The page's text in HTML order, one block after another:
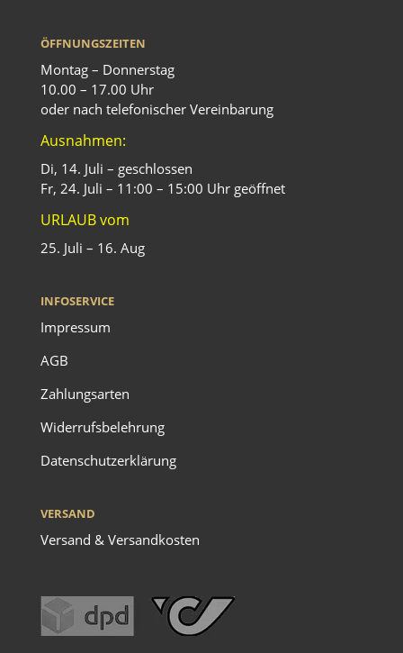
ÖFFNUNGSZEITEN
Montag – Donnerstag
10.00 – 17.00 Uhr
oder nach telefonischer Vereinbarung
Ausnahmen:
Di, 14. Juli – geschlossen
Fr, 24. Juli – 11:00 – 15:00 Uhr geöffnet
URLAUB vom
25. Juli – 16. Aug
INFOSERVICE
Impressum
AGB
Zahlungsarten
Widerrufsbelehrung
Datenschutzerklärung
VERSAND
Versand & Versandkosten